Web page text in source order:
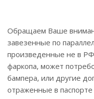
Обращаем Ваше
завезенные по
произведенные не в
фаркопа, может
бампера, или другие
отраженные в